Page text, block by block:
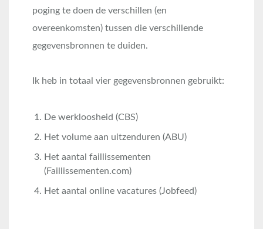
poging te doen de verschillen (en
overeenkomsten) tussen die verschillende
gegevensbronnen te duiden.
Ik heb in totaal vier gegevensbronnen gebruikt:
De werkloosheid (CBS)
Het volume aan uitzenduren (ABU)
Het aantal faillissementen
(Faillissementen.com)
Het aantal online vacatures (Jobfeed)